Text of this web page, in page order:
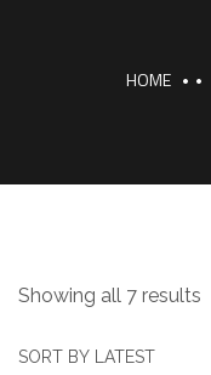
HOME
Showing all 7 results